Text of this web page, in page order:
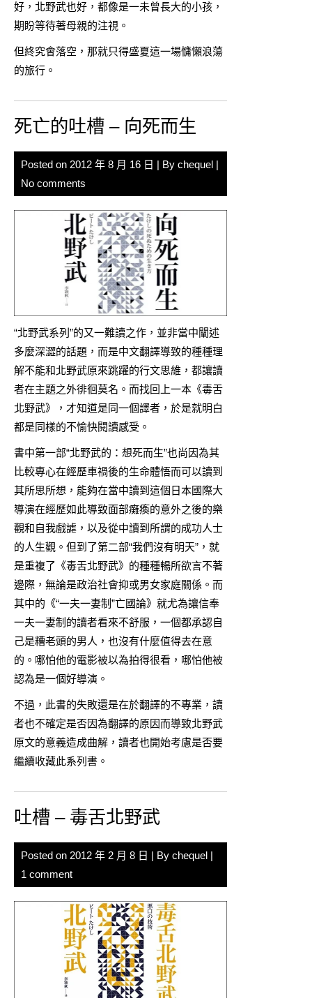
好，北野武也好，都像是一未曾長大的小孩，
期盼等待著母親的注視。
但終究會落空，那就只得盛夏這一場慵懶浪蕩
的旅行。
死亡的吐槽 – 向死而生
Posted on 2012 年 8 月 16 日 | By chequel
No comments
“北野武系列”的又一難讀之作，並非當中闡述
多麼深澀的話題，而是中文翻譯導致的種種理
解不能和北野武原來跳躍的行文思維，都讓讀
者在主題之外徘徊莫名。而找回上一本 《毒舌
北野武》
，才知道是同一個譯者，於是就明白
都是同樣的不愉快閱讀感受。
書中第一部“北野武的：想死而生”也尚因為其
比較專心在經歷車禍後的生命體悟而可以讀到
其所思所想，能夠在當中讀到這個日本國際大
導演在經歷如此導致面部癱瘓的意外之後的樂
觀和自我戲謔，以及從中讀到所謂的成功人士
的人生觀。但到了第二部“我們沒有明天”，就
是重複了 《毒舌北野武》 的種種暢所欲言不著
邊際，無論是政治社會抑或男女家庭關係。而
其中的《“一夫一妻制”亡國論》就尤為讓信奉
一夫一妻制的讀者看來不舒服，一個都承認自
己是糟老頭的男人，也沒有什麼值得去在意
的。哪怕他的電影被以為拍得很看，哪怕他被
認為是一個好導演。
不過，此書的失敗還是在於翻譯的不專業，讀
者也不確定是否因為翻譯的原因而導致北野武
原文的意義造成曲解，讀者也開始考慮是否要
繼續收藏此系列書。
吐槽 – 毒舌北野武
Posted on 2012 年 2 月 8 日 | By chequel |
1 comment